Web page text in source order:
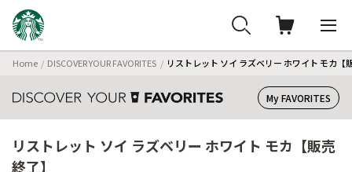
Home DISCOVER YOUR FAVORITES リストレット ソイ ラズベリー ホワイト モカ【
My FAVORITES
リストレット ソイ ラズベリー ホワイト モカ【販売
終了】